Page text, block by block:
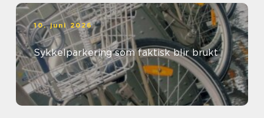
10. juni 2026
Sykkelparkering som faktisk blir brukt